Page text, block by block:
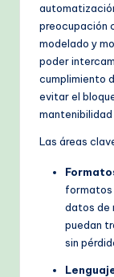
preocupación
modelado y
poder
cumplimiento
evitar el
mantenibilidad
Las áreas
formatos
datos de
puedan
sin